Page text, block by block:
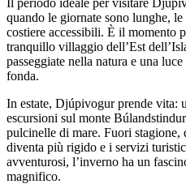
quando le giornate sono lunghe,
costiere accessibili. È il momento
tranquillo villaggio dell’Est
passeggiate nella natura e una
fonda.
In estate, Djúpivogur prende vita:
escursioni sul monte
pulcinelle di mare. Fuori stagione,
diventa più rigido e i servizi
avventurosi, l’inverno ha un
magnifico.